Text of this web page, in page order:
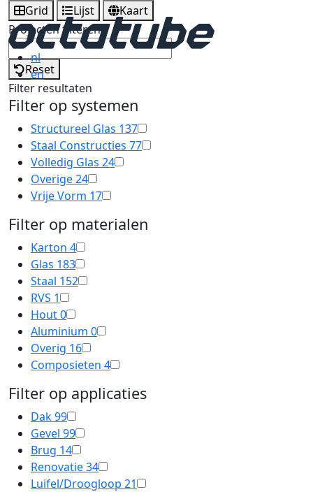
nl
en
Grid Lijst
Kaart
Projecten filteren
Reset
Filter resultaten
Filter op systemen
Structureel Glas 137
Staal Constructies 77
Volledig Glas 24
Overige24
Vrije Vorm 17
Filter op materialen
Karton 4
Glas 183
Staal 152
RVS 1
Hout0
Aluminium 0
Overig 16
Composieten 4
Filter op applicaties
Dak99
Gevel 99
Brug 14
Renovatie34
Luifel/Droogloop 21